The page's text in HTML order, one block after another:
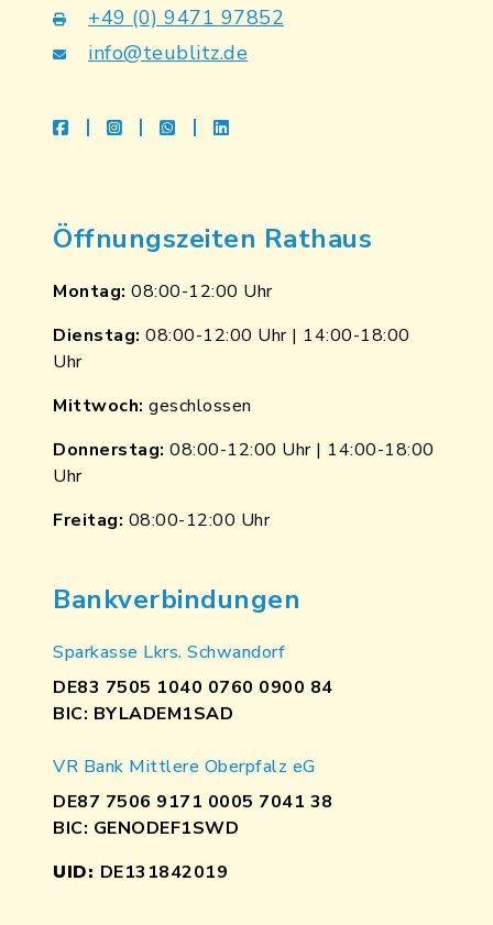
+49 (0) 9471 97852
info@teublitz.de
facebookinstagramwhatsapplinkedin
Öffnungszeiten Rathaus
Montag: 08:00-12:00 Uhr
Dienstag: 08:00-12:00 Uhr | 14:00-18:00
Uhr
Mittwoch: geschlossen
Donnerstag: 08:00-12:00 Uhr | 14:00-18:00
Uhr
Freitag: 08:00-12:00 Uhr
Bankverbindungen
Sparkasse Lkrs. Schwandorf
DE83 7505 1040 0760 0900 84
BIC: BYLADEM1SAD
VR Bank Mittlere Oberpfalz eG
DE87 7506 9171 0005 7041 38
BIC: GENODEF1SWD
UID: DE131842019